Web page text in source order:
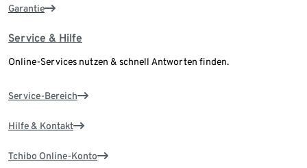
Garantie
Service & Hilfe
Online-Services nutzen & schnell Antworten finden.
Service-Bereich
Hilfe & Kontakt
Tchibo Online-Konto